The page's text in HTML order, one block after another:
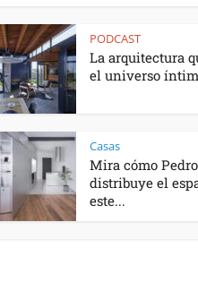
PODCAST
La arquitectura
el universo
Casas
Mira cómo
distribuye el
este...